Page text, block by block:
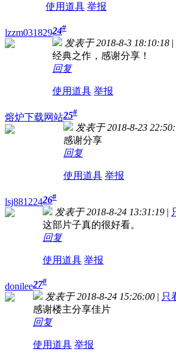
使用道具 举报
lzzm03182924#
发表于 2018-8-3 18:10:18 |
经典之作，感谢分享！
回复
使用道具 举报
熔炉下载网站25#
发表于 2018-8-23
感谢分享
回复
使用道具 举报
lsj88122426#
发表于 2018-8-24 13:31:19 |
这部片子真的很好看。
回复
使用道具 举报
donilee27#
发表于 2018-8-24 15:26:00 | 只
感谢楼主分享佳片
回复
使用道具 举报